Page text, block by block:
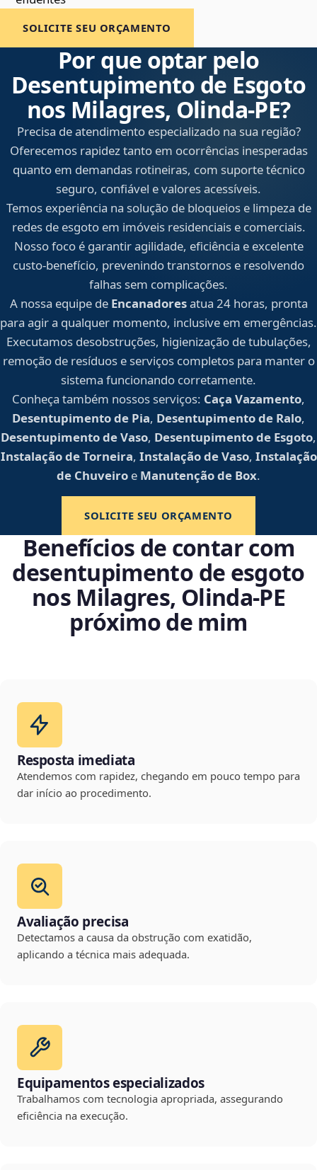
SOLICITE SEU ORÇAMENTO
Por que optar pelo
Desentupimento de Esgoto
nos Milagres, Olinda‑PE?
Precisa de atendimento especializado na sua região?
Oferecemos rapidez tanto em ocorrências inesperadas
quanto em demandas rotineiras, com suporte técnico
seguro, confiável e valores acessíveis.
Temos experiência na solução de bloqueios e limpeza de
redes de esgoto em imóveis residenciais e comerciais.
Nosso foco é garantir agilidade, eficiência e excelente
custo-benefício, prevenindo transtornos e resolvendo
falhas sem complicações.
A nossa equipe de Encanadoresatua 24 horas, pronta
para agir a qualquer momento, inclusive em emergências.
Executamos desobstruções, higienização de tubulações,
remoção de resíduos e serviços completos para manter o
sistema funcionando corretamente.
Conheça também nossos serviços: Caça Vazamento,
Desentupimento de Pia, Desentupimento de Ralo,
Desentupimento de Vaso, Desentupimento de Esgoto,
Instalação de Torneira, Instalação de Vaso, Instalação
de Chuveiro e Manutenção de Box.
SOLICITE SEU ORÇAMENTO
Benefícios de contar com
desentupimento de esgoto
nos Milagres, Olinda‑PE
próximo de mim
Resposta imediata
Atendemos com rapidez, chegando em pouco tempo para
dar início ao procedimento.
Avaliação precisa
Detectamos a causa da obstrução com exatidão,
aplicando a técnica mais adequada.
Equipamentos especializados
Trabalhamos com tecnologia apropriada, assegurando
eficiência na execução.